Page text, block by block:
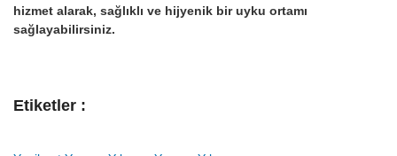
hizmet alarak, sağlıklı ve hijyenik bir uyku ortamı
sağlayabilirsiniz.
Etiketler :